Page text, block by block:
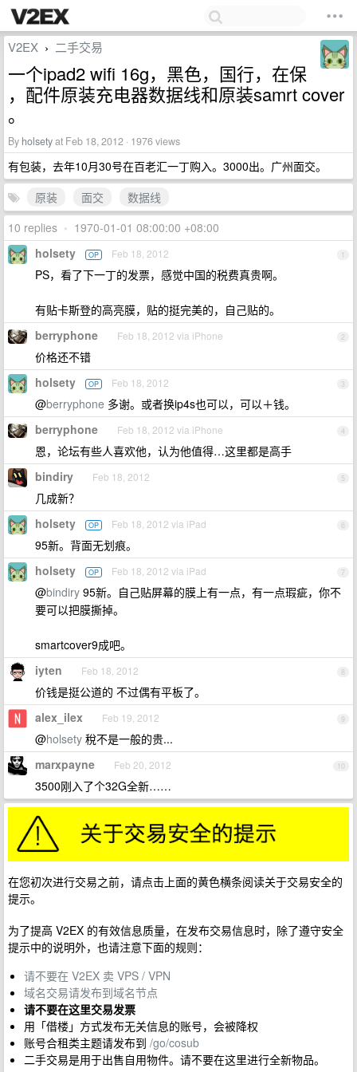
V2EX › 二手交易
一个ipad2 wifi 16g，黑色，国行，在保
，配件原装充电器数据线和原装samrt cover
。
By holsetyat Feb 18, 2012 · 1976 views
有包装，去年10月30号在百老汇一丁购入。3000出。广州面交。
原装
面交
数据线
10 replies • 1970-01-01 08:00:00 +08:00
1
holsety OP Feb 18, 2012
PS，看了下一丁的发票，感觉中国的税费真贵啊。
有贴卡斯登的高亮膜，贴的挺完美的，自己贴的。
2
berryphone Feb 18, 2012 via iPhone
价格还不错
3
holsety OP Feb 18, 2012
@berryphone 多谢。或者换ip4s也可以，可以＋钱。
4
berryphone Feb 18, 2012 via iPhone
恩，论坛有些人喜欢他，认为他值得…这里都是高手
5
bindiry Feb 18, 2012
几成新？
6
holsety OP Feb 18, 2012 via iPad
95新。背面无划痕。
7
holsety OP Feb 18, 2012 via iPad
@bindiry 95新。自己贴屏幕的膜上有一点，有一点瑕疵，你不
要可以把膜撕掉。
smartcover9成吧。
8
iyten Feb 18, 2012
价钱是挺公道的 不过偶有平板了。
9
alex_ilex Feb 19, 2012
@holsety 稅不是一般的贵...
10
marxpayne Feb 20, 2012
3500刚入了个32G全新……
在您初次进行交易之前，请点击上面的黄色横条阅读关于交易安全的
提示。
为了提高 V2EX 的有效信息质量，在发布交易信息时，除了遵守安全
提示中的说明外，也请注意下面的规则：
请不要在 V2EX 卖 VPS / VPN
域名交易请发布到域名节点
请不要在这里交易发票
用「借楼」方式发布无关信息的账号，会被降权
账号合租类主题请发布到 /go/cosub
二手交易是用于出售自用物件。请不要在这里进行全新物品。